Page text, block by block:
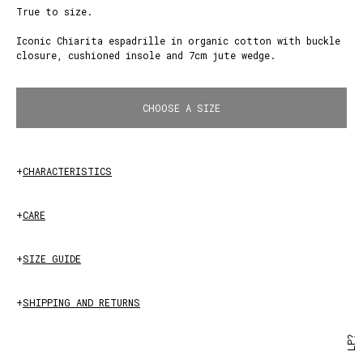
True to size.
Iconic Chiarita espadrille in organic cotton with buckle
closure, cushioned insole and 7cm jute wedge.
CHOOSE A SIZE
+CHARACTERISTICS
+CARE
+SIZE GUIDE
+SHIPPING AND RETURNS